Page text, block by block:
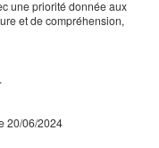
une priorité donnée aux
et de compréhension,
20/06/2024